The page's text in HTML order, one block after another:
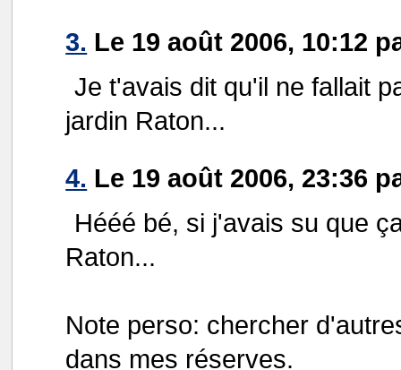
3. Le 19 août 2006, 10:12
Je t'avais dit qu'il ne fallait
jardin Raton...
4. Le 19 août 2006, 23:36
Hééé bé, si j'avais su que
Raton...
Note perso: chercher
dans mes réserves.